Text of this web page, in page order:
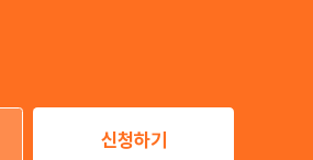
신청하기